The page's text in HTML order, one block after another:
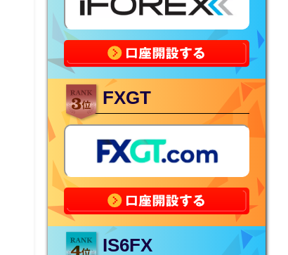
FXGT
IS6FX